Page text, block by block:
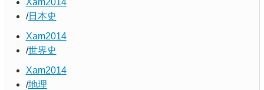
Xam2014
日本史
Xam2014
世界史
Xam2014
地理